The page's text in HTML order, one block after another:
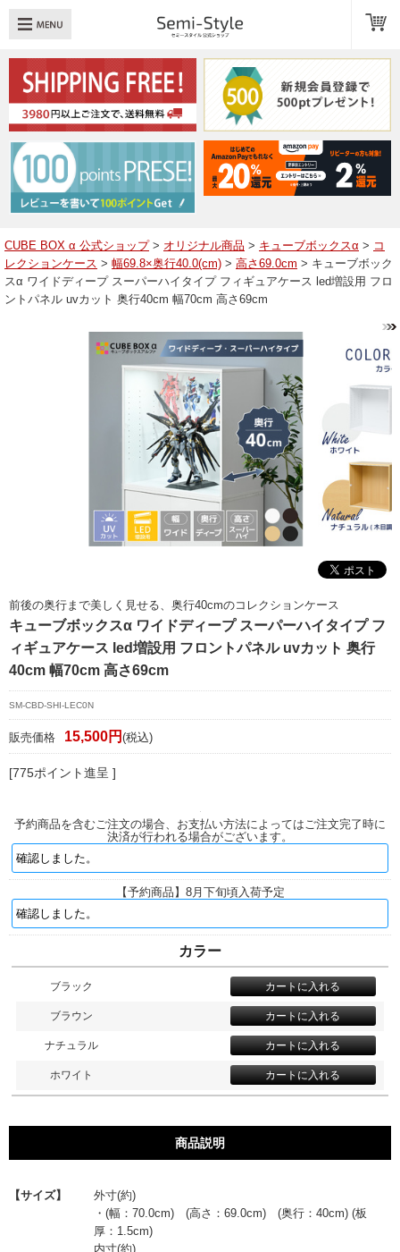
：透明扉 引き出し LED
へ戻る
品一覧
ューブボックスαレイアウト例
タッフブログ
定商取引法に基づく表記
CUBE BOX α 公式ショップ> オリジナル商品 > キューブボックスα > コ
レクションケース > 幅69.8×奥行40.0(cm) > 高さ69.0cm > キューブボック
スα ワイドディープ スーパーハイタイプ フィギュアケース led増設用 フロ
ントパネル uvカット 奥行40cm 幅70cm 高さ69cm
前後の奥行まで美しく見せる、奥行40cmのコレクションケース
キューブボックスα ワイドディープ スーパーハイタイプ フ
ィギュアケース led増設用 フロントパネル uvカット 奥行
40cm 幅70cm 高さ69cm
SM-CBD-SHI-LEC0N
販売価格 15,500円 (税込)
[775ポイント進呈 ]
予約商品を含むご注文の場合、お支払い方法によってはご注文完了時に
決済が行われる場合がございます。
【予約商品】8月下旬頃入荷予定
カラー
ブラック
ブラウン
ナチュラル
ホワイト
商品説明
【サイズ】
外寸(約)
・(幅：70.0cm) (高さ：69.0cm) (奥行：40cm) (板
厚：1.5cm)
内寸(約)